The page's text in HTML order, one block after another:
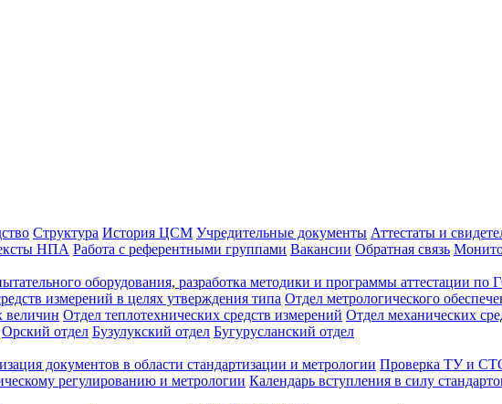
Структура История ЦСМ Учредительные документы Аттестаты и
НПА Работа с референтными группами Вакансии Обратная связь
оборудования, разработка методики и программы аттестации
измерений в целях утверждения типа Отдел метрологического
величин Отдел теплотехнических средств измерений Отдел механических
Орский отдел Бузулукский отдел Бугурусланский отдел
документов в области стандартизации и метрологии Проверка ТУ и
регулированию и метрологии Календарь вступления в силу